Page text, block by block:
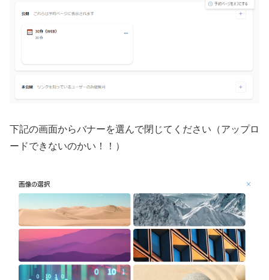
下記の画面からバナーを選んで閉じてください（アップロ
ードできないのかい！！）